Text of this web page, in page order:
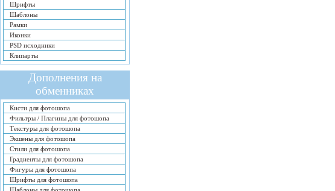
Шрифты
Шаблоны
Рамки
Иконки
PSD исходники
Клипарты
Дополнения на
обменниках
Кисти для фотошопа
Фильтры / Плагины для фотошопа
Текстуры для фотошопа
Экшены для фотошопа
Стили для фотошопа
Градиенты для фотошопа
Фигуры для фотошопа
Шрифты для фотошопа